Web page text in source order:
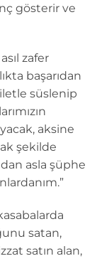
gösterir ve
zafer
başarıdan
süslenip
aksine
şekilde
asla şüphe
satan,
satın alan,